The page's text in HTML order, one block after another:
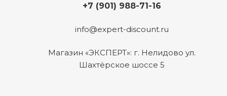
+7 (901) 988-71-16
info@expert-discount.ru
Магазин «ЭКСПЕРТ»: г. Нелидово ул.
Шахтёрское шоссе 5